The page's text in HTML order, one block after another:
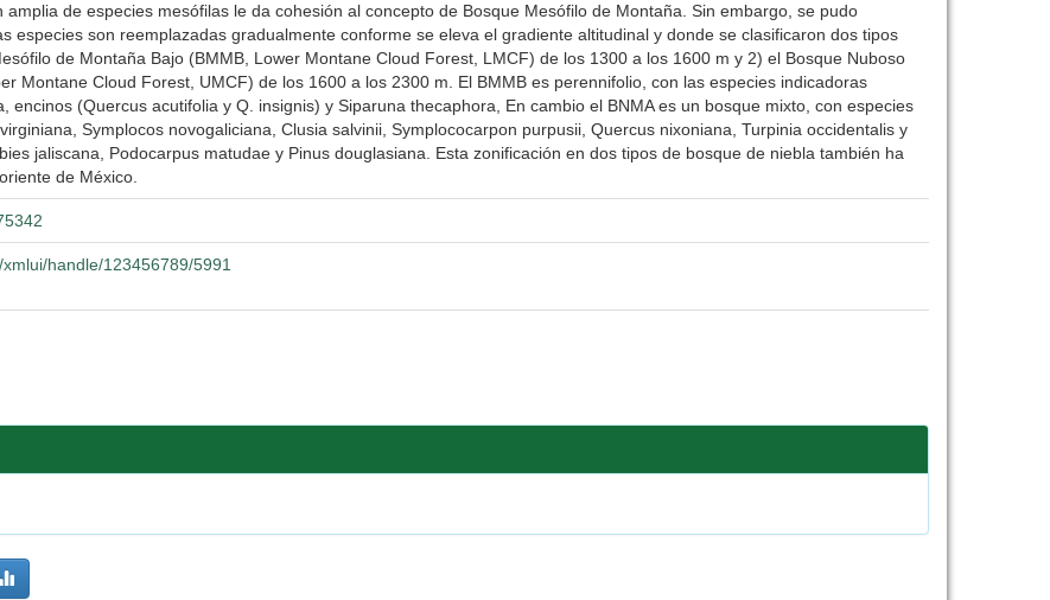
de especies mesófilas le da cohesión al concepto de Bosque Mesófilo de Montaña. Sin embargo, se pudo
especies son reemplazadas gradualmente conforme se eleva el gradiente altitudinal y donde se clasificaron dos tipos
de Montaña Bajo (BMMB, Lower Montane Cloud Forest, LMCF) de los 1300 a los 1600 m y 2) el Bosque Nuboso
Montane Cloud Forest, UMCF) de los 1600 a los 2300 m. El BMMB es perennifolio, con las especies indicadoras
encinos (Quercus acutifolia y Q. insignis) y Siparuna thecaphora, En cambio el BNMA es un bosque mixto, con especies
Symplocos novogaliciana, Clusia salvinii, Symplococarpon purpusii, Quercus nixoniana, Turpinia occidentalis y
jaliscana, Podocarpus matudae y Pinus douglasiana. Esta zonificación en dos tipos de bosque de niebla también ha
de México.
handle/123456789/5991